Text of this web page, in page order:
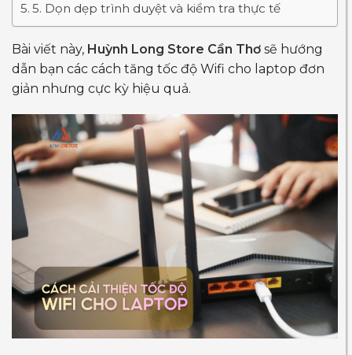
5. Dọn dẹp trình duyệt và kiểm tra thực tế
Bài viết này, Huỳnh Long Store Cần Thơ sẽ hướng
dẫn bạn các cách tăng tốc độ Wifi cho laptop đơn
giản nhưng cực kỳ hiệu quả.